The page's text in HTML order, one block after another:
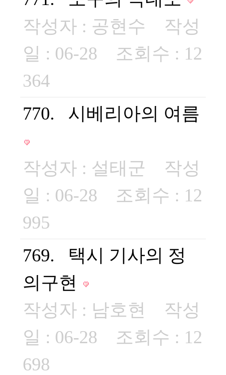
작성자 : 공현수 작성
일 : 06-28 조회수 : 12
364
770. 시베리아의 여름
작성자 : 설태군 작성
일 : 06-28 조회수 : 12
995
769. 택시 기사의 정
의구현
작성자 : 남호현
작성
일 : 06-28 조회수 : 12
698